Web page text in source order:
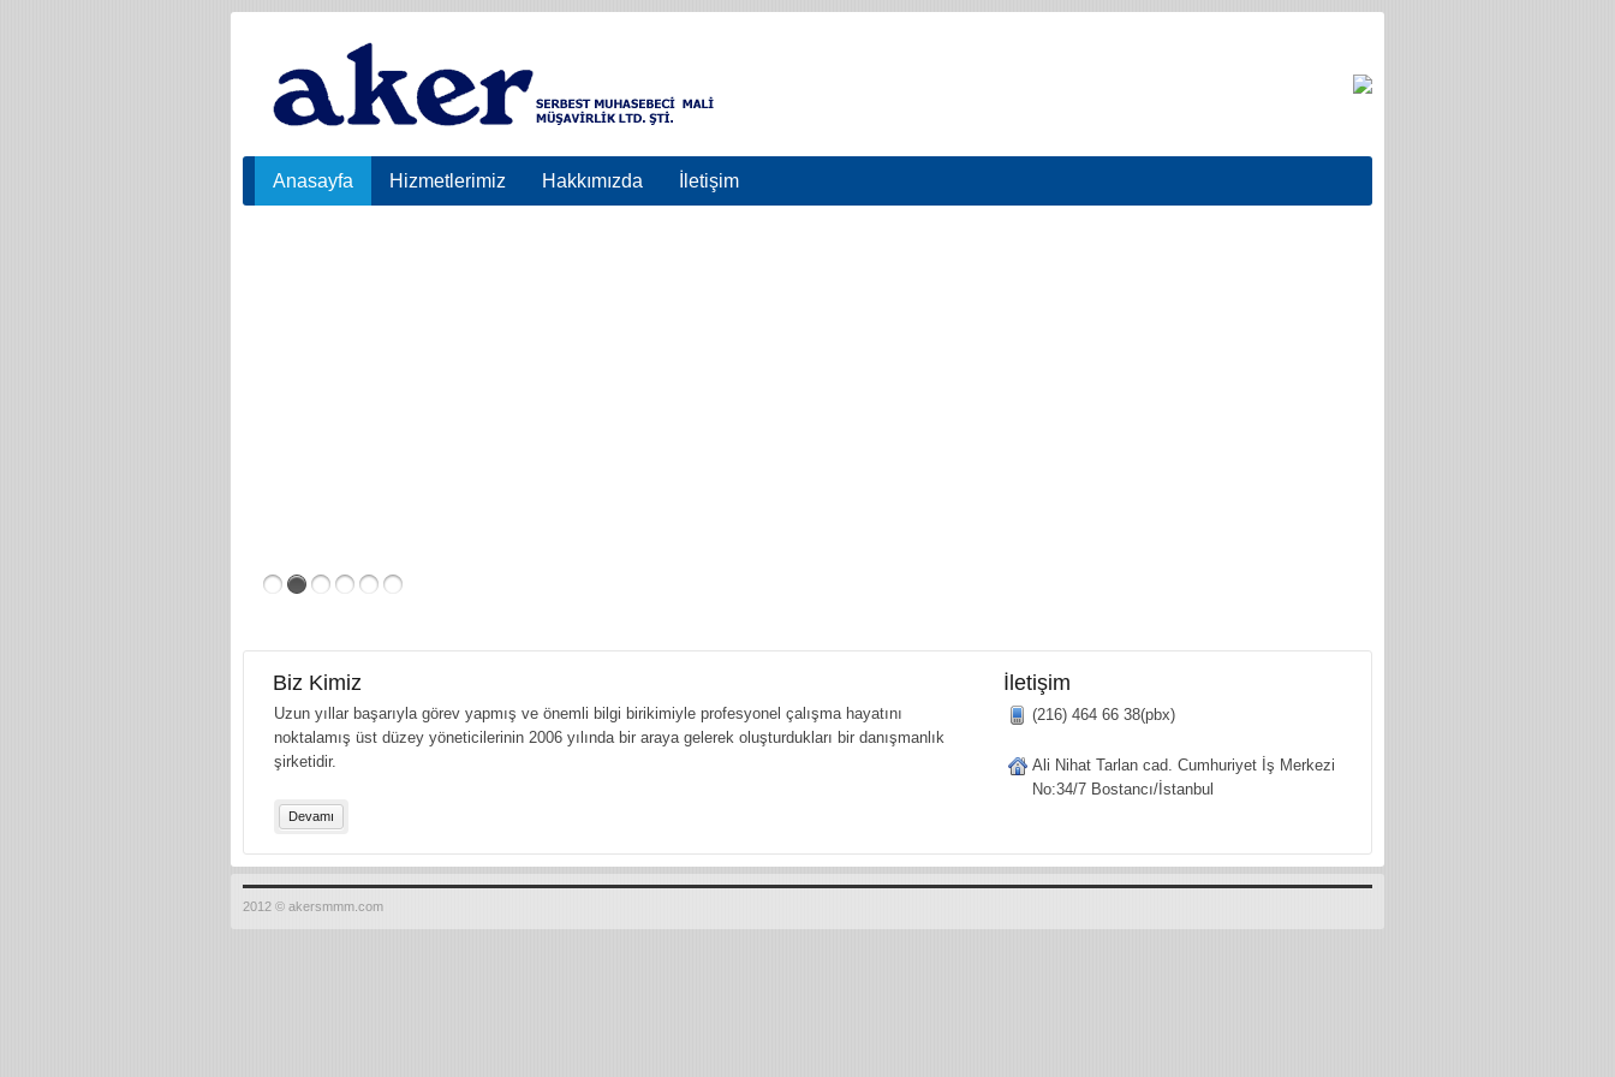
Anasayfa Hizmetlerimiz Hakkımızda İletişim
Biz Kimiz
Uzun yıllar başarıyla görev yapmış ve önemli bilgi birikimiyle profesyonel çalışma hayatını
noktalamış üst düzey yöneticilerinin 2006 yılında bir araya gelerek oluşturdukları bir danışmanlık
şirketidir.
Devamı
İletişim
(216) 464 66 38(pbx)
Ali Nihat Tarlan cad. Cumhuriyet İş Merkezi
No:34/7 Bostancı/İstanbul
2012 © akersmmm.com